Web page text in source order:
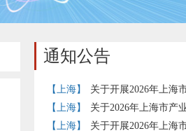
通知公告
【上海】
关于开展2026年上海
术奖提名工作的通知
【上海】
关于2026年上海市产
报推荐工作的通知
【上海】
关于开展2026年上海